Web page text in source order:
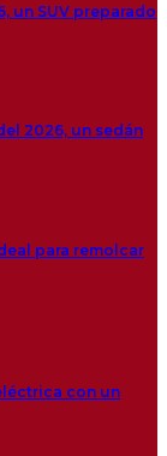
un SUV preparado
2026, un sedán
para remolcar
con un